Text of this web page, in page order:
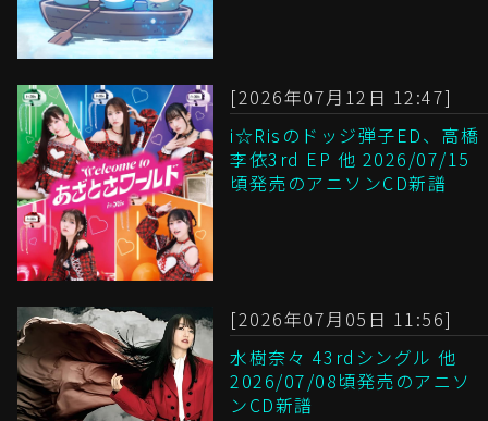
[2026年07月12日 12:47]
i☆Risのドッジ弾子ED、高橋
李依3rd EP 他 2026/07/15
頃発売のアニソンCD新譜
[2026年07月05日 11:56]
水樹奈々 43rdシングル 他
2026/07/08頃発売のアニソ
ンCD新譜